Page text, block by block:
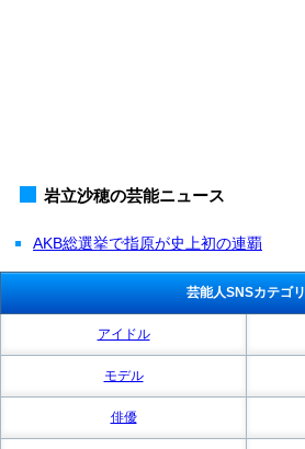
岩立沙穂の芸能ニュース
AKB総選挙で指原が史上初の連覇
芸能人SNSカテゴリ
アイドル
モデル
俳優